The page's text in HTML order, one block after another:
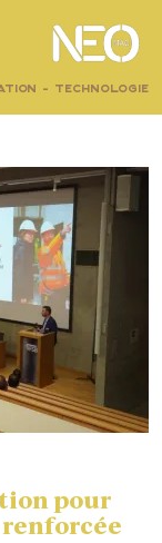
- TECHNOLOGIE
pour